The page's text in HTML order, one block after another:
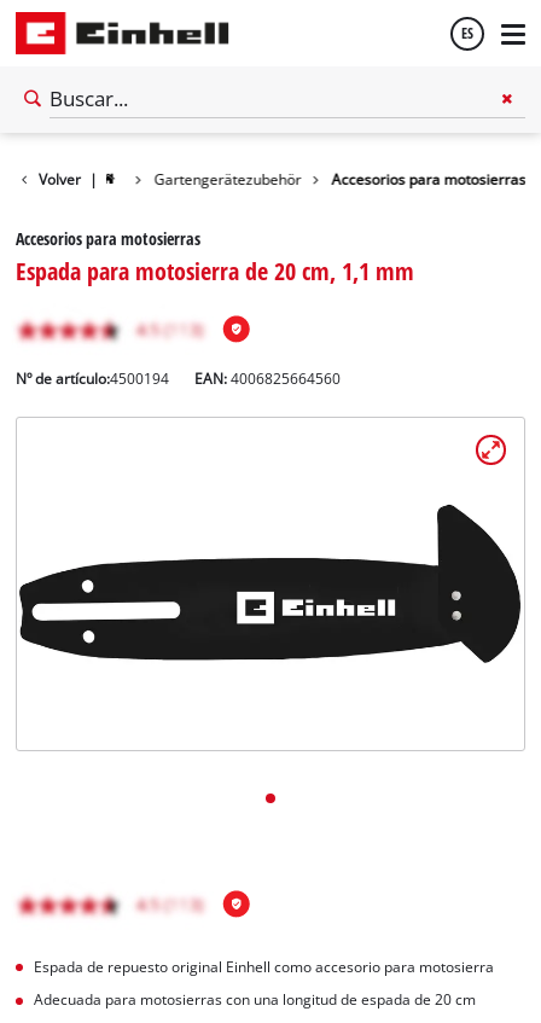
ES
Volver | Gartengerätezubehör Accesorios para motosierras
Accesorios para motosierras
Espada para motosierra de 20 cm, 1,1 mm
Nº de artículo:4500194 EAN:4006825664560
Espada de repuesto original Einhell como accesorio para motosierra
Adecuada para motosierras con una longitud de espada de 20 cm